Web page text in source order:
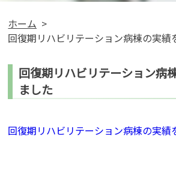
ホーム
回復期リハビリテーション病棟の実績
回復期リハビリテーション病
ました
回復期リハビリテーション病棟の実績